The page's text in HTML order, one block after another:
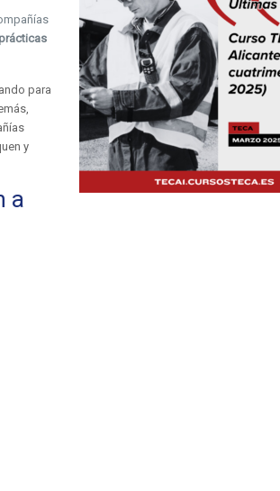
para
y
a